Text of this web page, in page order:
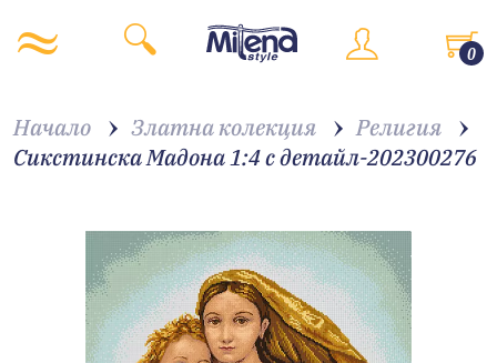
0
Начало Златна колекция
Религия
Сикстинска Мадона 1:4 с детайл-202300276